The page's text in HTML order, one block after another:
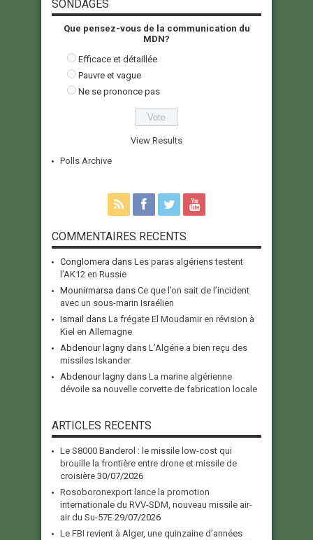
SONDAGES
Que pensez-vous de la communication du
MDN?
Efficace et détaillée
Pauvre et vague
Ne se prononce pas
View Results
Polls Archive
COMMENTAIRES RECENTS
Conglomera dans Les paras algériens testent
l’AK12 en Russie
Mounirmarsa dans Ce que l’on sait de l’incident
avec un sous-marin Israélien
Ismail dans La frégate El Moudamir en révision à
Kiel en Allemagne
Abdenour lagny dans L’Algérie a bien reçu des
missiles Iskander
Abdenour lagny dans La marine algérienne
dévoile sa nouvelle corvette de fabrication locale
ARTICLES RECENTS
Le S8000 Banderol : le missile low-cost qui
brouille la frontière entre drone et missile de
croisière 30/07/2026
Rosoboronexport lance la promotion
internationale du RVV-SDM, nouveau missile air-
air du Su-57E 29/07/2026
Le FBI revient à Alger, une quinzaine d’années